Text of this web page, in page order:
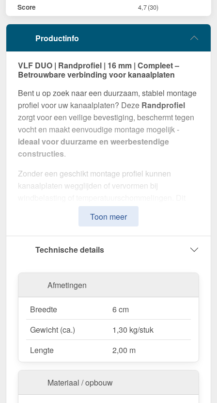
Score 4,7(30)
Productinfo
VLF DUO | Randprofiel | 16 mm | Compleet –
Betrouwbare verbinding voor kanaalplaten
Bent u op zoek naar een duurzaam, stabiel montage
profiel voor uw kanaalplaten? Deze Randprofiel
zorgt voor een veilige bevestiging, beschermt tegen
vocht en maakt eenvoudige montage mogelijk -
ideaal voor duurzame en weerbestendige
constructies.
Zonder een geschikt montage profiel kunnen
kanaalplaten wegglijden of vervormen bij
profiel zorgt voor eenstabiele, flexibele en visueel
aantrekkelijke montage.
Randprofiel eenbreedte van 6 cm
om kanaalplaten
profiel
geïnstalleerd worden - ideaal voor een nauwkeurige
mm meerwandige kanaalplaten
Waarom DUO | Randprofiel | 16 mm | Compleet?
Hoogwaardig materiaal– Aluminium, duurzaam
& UV-bestendig voor buitengebruik.
Optimaal toepassingsgebied
zijkant kanaal- of glazen platen.
Toon meer
Technische details
Afmetingen
Breedte
6 cm
Gewicht (ca.)
1,30 kg/stuk
Lengte
2,00 m
Materiaal / opbouw